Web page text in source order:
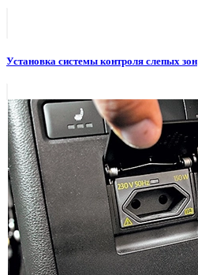
Установка системы контроля слепых зон